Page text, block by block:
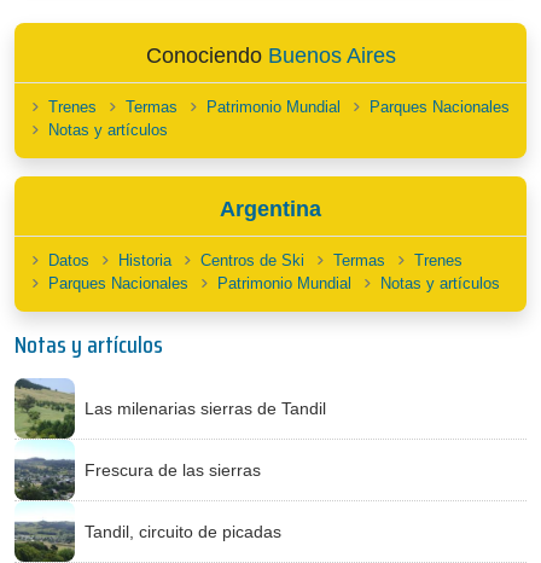
Conociendo Buenos Aires
Trenes Termas Patrimonio Mundial
Parques Nacionales
Notas y artículos
Argentina
Datos Historia Centros de Ski Termas
Trenes
Parques Nacionales
Patrimonio Mundial Notas y artículos
Notas y artículos
Las milenarias sierras de Tandil
Frescura de las sierras
Tandil, circuito de picadas